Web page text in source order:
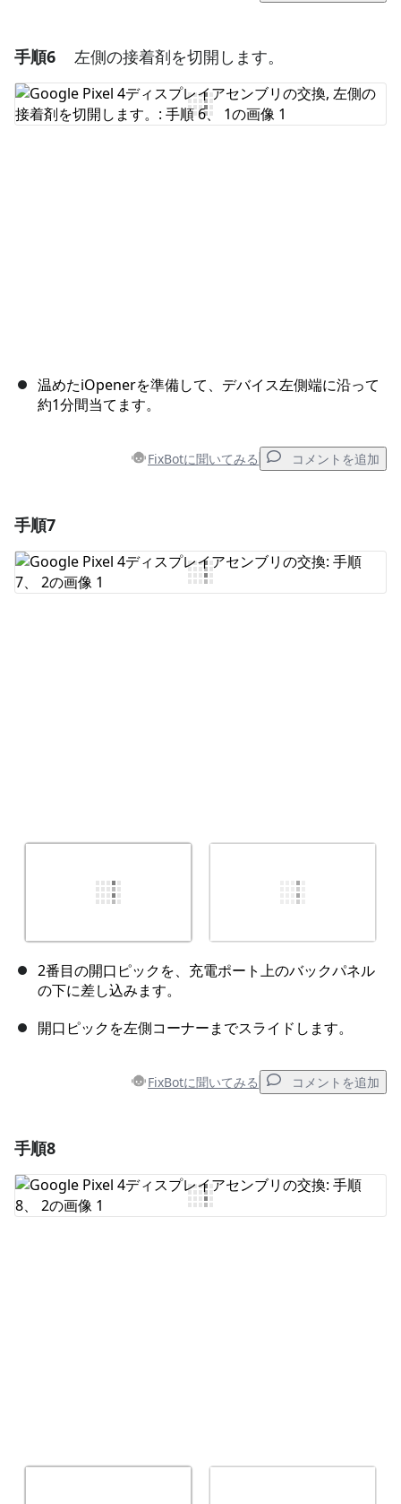
コメントを追加
コメントを追加
手順6 左側の接着剤を切開します。
温めたiOpenerを準備して、デバイス左側端に沿って
約1分間当てます。
FixBotに聞いてみる コメントを追加
コメントを追加
手順7
2番目の開口ピックを、充電ポート上のバックパネル
の下に差し込みます。
開口ピックを左側コーナーまでスライドします。
FixBotに聞いてみる コメントを追加
コメントを追加
手順8